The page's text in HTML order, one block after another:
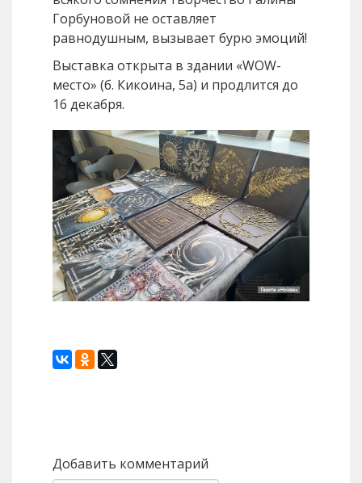
Горбуновой не оставляет
равнодушным, вызывает бурю эмоций!
Выставка открыта в здании «WOW-
место» (б. Кикоина, 5а) и продлится до
16 декабря.
Добавить комментарий